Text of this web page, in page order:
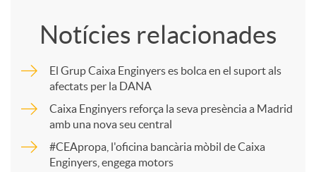
m
p
a
Notícies relacionades
El Grup Caixa Enginyers es bolca en el suport als
afectats per la DANA
Caixa Enginyers reforça la seva presència a Madrid
amb una nova seu central
#CEApropa, l'oficina bancària mòbil de Caixa
Enginyers, engega motors